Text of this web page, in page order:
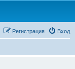
Вход
Регистрация